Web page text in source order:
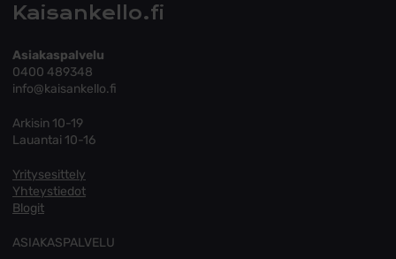
Kaisankello.fi
Asiakaspalvelu
0400 489348
info@kaisankello.fi
Arkisin 10-19
Lauantai 10-16
Yritysesittely
Yhteystiedot
Blogit
ASIAKASPALVELU